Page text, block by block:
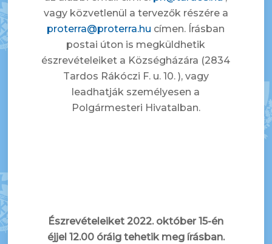
vagy közvetlenül a tervezők részére a
proterra@proterra.hu címen. Írásban
postai úton is megküldhetik
észrevételeiket a Községházára (2834
Tardos Rákóczi F. u. 10. ), vagy
leadhatják személyesen a
Polgármesteri Hivatalban.
Észrevételeiket 2022. október 15-én
éjjel 12.00 óráig tehetik meg írásban.